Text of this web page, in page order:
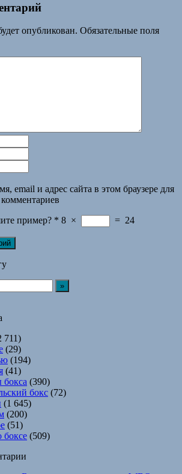
опубликован. Обязательные поля
email и адрес сайта в этом браузере для
пример? * 8 × = 24
711)
(29)
(194)
(41)
бокса (390)
бокс (72)
(1 645)
(200)
(51)
боксе (509)